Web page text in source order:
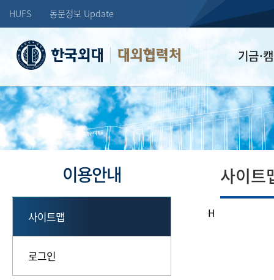
HUFS 동문정보 Update
대외협력처 기금·
학교발전기
장학기금
선배드림 장
이용안내
사이트맵
로그인
H
사이트